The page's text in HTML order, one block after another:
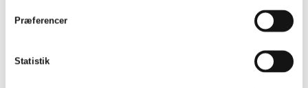
Præferencer
Statistik